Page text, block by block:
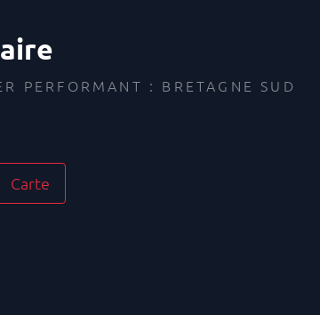
PERFORMANT : BRETAGNE SUD
Carte